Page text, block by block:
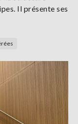
Il présente ses